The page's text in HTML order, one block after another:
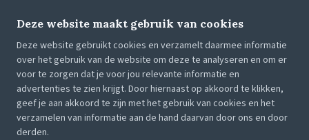
Deze website maakt gebruik van cookies
Deze website gebruikt cookies en verzamelt daarmee informatie
over het gebruik van de website om deze te analyseren en om er
voor te zorgen dat je voor jou relevante informatie en
advertenties te zien krijgt. Door hiernaast op akkoord te klikken,
geef je aan akkoord te zijn met het gebruik van cookies en het
verzamelen van informatie aan de hand daarvan door ons en door
derden.